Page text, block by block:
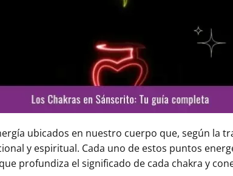
ubicados en nuestro cuerpo que, según la
y espiritual. Cada uno de estos puntos
profundiza el significado de cada chakra y